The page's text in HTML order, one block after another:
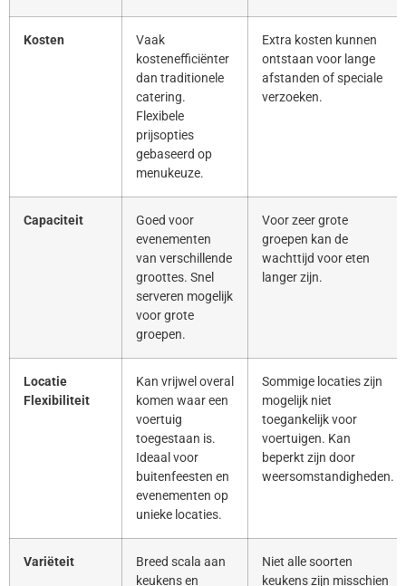
Kosten
Vaak
kostenefficiënter
dan traditionele
catering.
Flexibele
prijsopties
gebaseerd op
menukeuze.
Extra kosten kunnen
ontstaan voor lange
afstanden of speciale
verzoeken.
Capaciteit
Goed voor
evenementen
van verschillende
groottes. Snel
serveren mogelijk
voor grote
groepen.
Voor zeer grote
groepen kan de
wachttijd voor eten
langer zijn.
Locatie
Flexibiliteit
Kan vrijwel overal
komen waar een
voertuig
toegestaan is.
Ideaal voor
buitenfeesten en
evenementen op
unieke locaties.
Sommige locaties zijn
mogelijk niet
toegankelijk voor
voertuigen. Kan
beperkt zijn door
weersomstandigheden.
Variëteit
Breed scala aan
keukens en
Niet alle soorten
keukens zijn misschien